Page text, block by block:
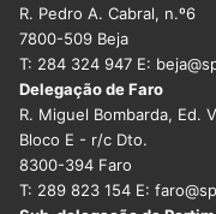
R. Pedro A. Cabral, n.º6
7800-509 Beja
T: 284 324 947 E:
Delegação de Faro
R. Miguel Bombarda, Ed.
Bloco E - r/c Dto.
8300-394 Faro
T: 289 823 154 E: